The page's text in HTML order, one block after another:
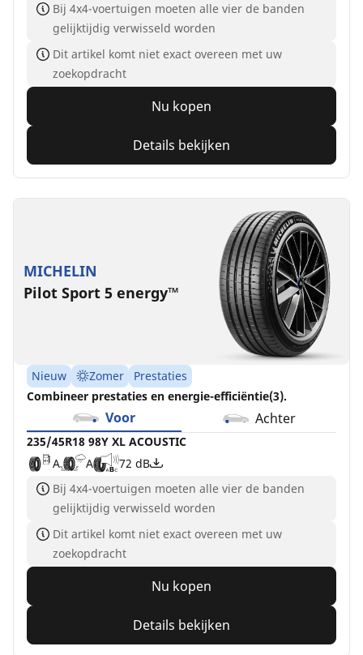
Bij 4x4-voertuigen moeten alle vier de banden
gelijktijdig verwisseld worden
Dit artikel komt niet exact overeen met uw
zoekopdracht
Nu kopen
Details bekijken
MICHELIN
Pilot Sport 5 energy™
Nieuw Zomer
Prestaties
Combineer prestaties en energie-efficiëntie(3).
Voor Achter
235/45R18 98Y XL ACOUSTIC
A
A 72 dB
Bij 4x4-voertuigen moeten alle vier de banden
gelijktijdig verwisseld worden
Dit artikel komt niet exact overeen met uw
zoekopdracht
Nu kopen
Details bekijken